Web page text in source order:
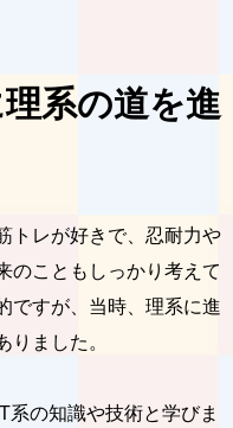
系の道を進
トレが好きで、忍耐力や
のこともしっかり考えて
ですが、当時、理系に進
ました。
の知識や技術と学びま